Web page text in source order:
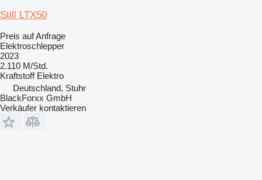
Still LTX50
Preis auf Anfrage
Elektroschlepper
2023
2.110 M/Std.
Kraftstoff Elektro
Deutschland, Stuhr
BlackForxx GmbH
Verkäufer kontaktieren